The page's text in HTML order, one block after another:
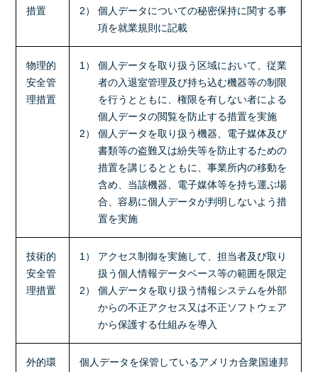
措置
2） 個人データについての秘密保持に関する事
項を就業規則に記載
物理的
安全管
理措置
1） 個人データを取り扱う区域において、従業
者の入退室管理及び持ち込む機器等の制限
を行うとともに、権限を有しない者による
個人データの閲覧を防止する措置を実施
2） 個人データを取り扱う機器、電子媒体及び
書類等の盗難又は紛失等を防止するための
措置を講じるとともに、事業所内の移動を
含め、当該機器、電子媒体等を持ち運ぶ場
合、容易に個人データが判明しないよう措
置を実施
技術的
安全管
理措置
1） アクセス制御を実施して、担当者及び取り
扱う個人情報データベース等の範囲を限定
2） 個人データを取り扱う情報システムを外部
からの不正アクセス又は不正ソフトウェア
から保護する仕組みを導入
外的環
個人データを保管しているアメリカ合衆国連邦